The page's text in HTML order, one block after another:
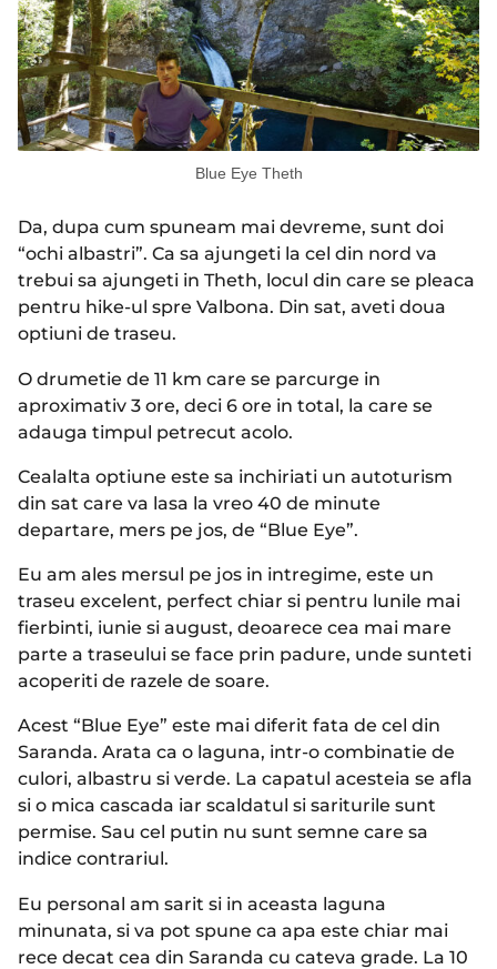
Blue Eye Theth
Da, dupa cum spuneam mai devreme, sunt doi
“ochi albastri”. Ca sa ajungeti la cel din nord va
trebui sa ajungeti in Theth, locul din care se pleaca
pentru hike-ul spre Valbona. Din sat, aveti doua
optiuni de traseu.
O drumetie de 11 km care se parcurge in
aproximativ 3 ore, deci 6 ore in total, la care se
adauga timpul petrecut acolo.
Cealalta optiune este sa inchiriati un autoturism
din sat care va lasa la vreo 40 de minute
departare, mers pe jos, de “Blue Eye”.
Eu am ales mersul pe jos in intregime, este un
traseu excelent, perfect chiar si pentru lunile mai
fierbinti, iunie si august, deoarece cea mai mare
parte a traseului se face prin padure, unde sunteti
acoperiti de razele de soare.
Acest “Blue Eye” este mai diferit fata de cel din
Saranda. Arata ca o laguna, intr-o combinatie de
culori, albastru si verde. La capatul acesteia se afla
si o mica cascada iar scaldatul si sariturile sunt
permise. Sau cel putin nu sunt semne care sa
indice contrariul.
Eu personal am sarit si in aceasta laguna
minunata, si va pot spune ca apa este chiar mai
rece decat cea din Saranda cu cateva grade. La 10